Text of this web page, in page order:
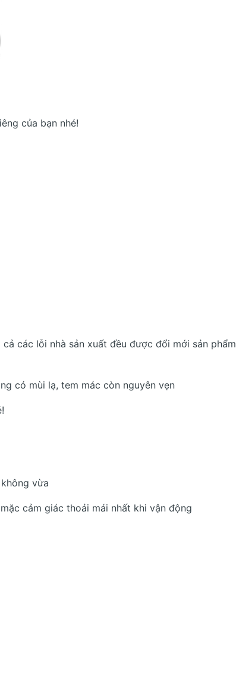
của bạn nhé!
các lỗi nhà sản xuất đều được đổi mới sản phẩm
có mùi lạ, tem mác còn nguyên vẹn
vừa
cảm giác thoải mái nhất khi vận động